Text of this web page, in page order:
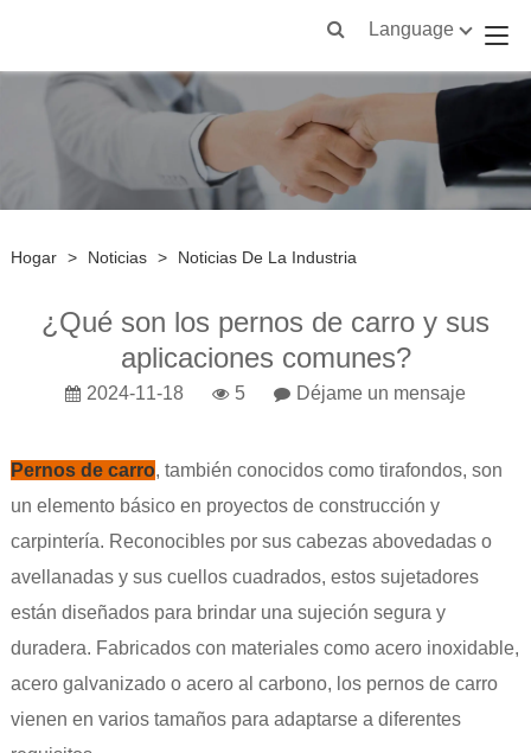
Language
Hogar > Noticias > Noticias De La Industria
¿Qué son los pernos de carro y sus
aplicaciones comunes?
2024-11-18 5 Déjame un mensaje
Pernos de carro, también conocidos como tirafondos, son
un elemento básico en proyectos de construcción y
carpintería. Reconocibles por sus cabezas abovedadas o
avellanadas y sus cuellos cuadrados, estos sujetadores
están diseñados para brindar una sujeción segura y
duradera. Fabricados con materiales como acero inoxidable,
acero galvanizado o acero al carbono, los pernos de carro
vienen en varios tamaños para adaptarse a diferentes